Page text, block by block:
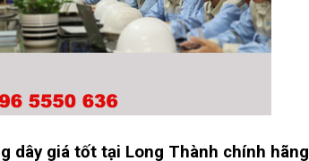
dây giá tốt tại Long Thành chính hãng